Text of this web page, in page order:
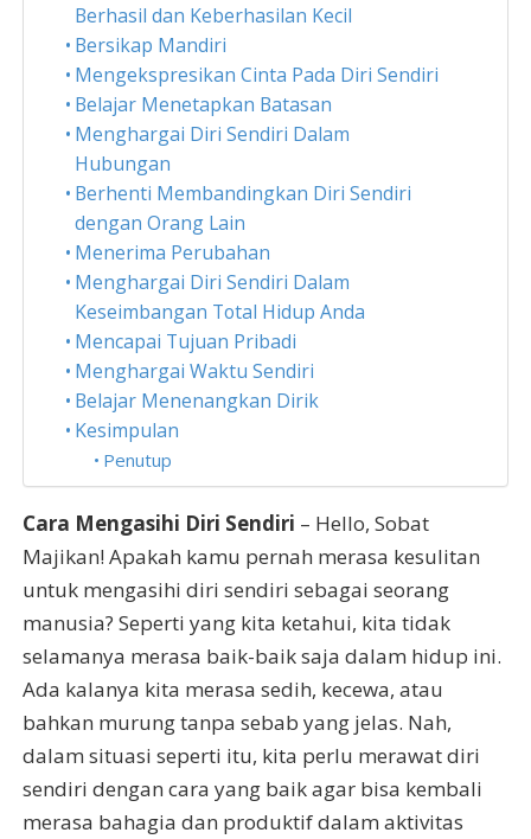
Berhasil dan Keberhasilan Kecil
Bersikap Mandiri
Mengekspresikan Cinta Pada Diri Sendiri
Belajar Menetapkan Batasan
Menghargai Diri Sendiri Dalam
Hubungan
Berhenti Membandingkan Diri Sendiri
dengan Orang Lain
Menerima Perubahan
Menghargai Diri Sendiri Dalam
Keseimbangan Total Hidup Anda
Mencapai Tujuan Pribadi
Menghargai Waktu Sendiri
Belajar Menenangkan Dirik
Kesimpulan
Penutup
Cara Mengasihi Diri Sendiri – Hello, Sobat
Majikan! Apakah kamu pernah merasa kesulitan
untuk mengasihi diri sendiri sebagai seorang
manusia? Seperti yang kita ketahui, kita tidak
selamanya merasa baik-baik saja dalam hidup ini.
Ada kalanya kita merasa sedih, kecewa, atau
bahkan murung tanpa sebab yang jelas. Nah,
dalam situasi seperti itu, kita perlu merawat diri
sendiri dengan cara yang baik agar bisa kembali
merasa bahagia dan produktif dalam aktivitas